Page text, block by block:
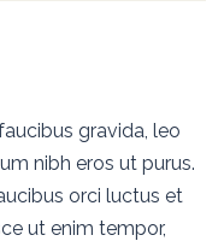
gravida, leo
nibh eros ut purus.
orci luctus et
ut enim tempor,